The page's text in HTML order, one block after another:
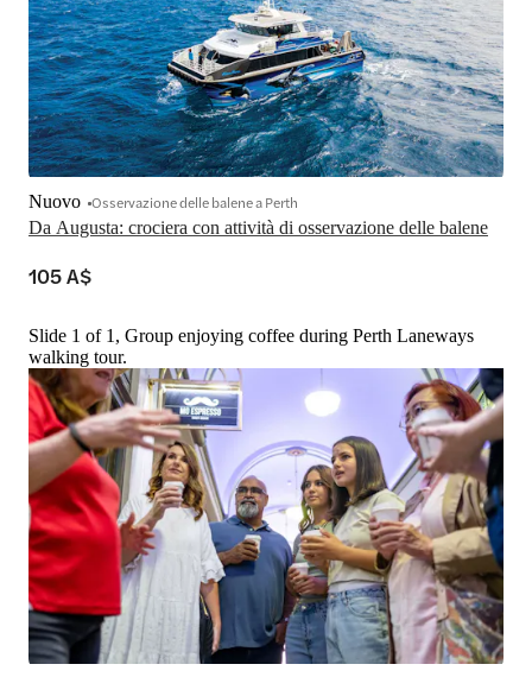
Da Augusta: crociera con attività di osservazione delle balene
Nuovo Osservazione delle balene a Perth
105 A$
Slide 1 of 1, Group enjoying coffee during Perth Laneways
walking tour.